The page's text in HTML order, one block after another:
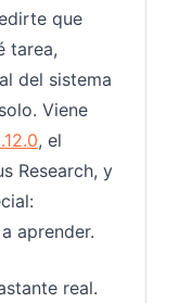
que
tarea,
del sistema
Viene
, el
Research, y
aprender.
real.